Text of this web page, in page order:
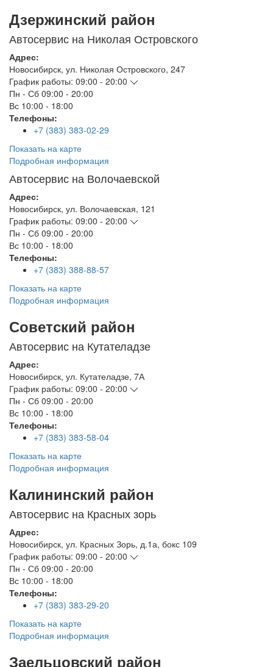
Дзержинский район
Автосервис на Николая Островского
Адрес:
Новосибирск, ул. Николая Островского, 247
График работы: 09:00 - 20:00
Пн - Сб 09:00 - 20:00
Вс 10:00 - 18:00
Телефоны:
+7 (383) 383-02-29
Показать на карте
Подробная информация
Автосервис на Волочаевской
Адрес:
Новосибирск, ул. Волочаевская, 121
График работы: 09:00 - 20:00
Пн - Сб 09:00 - 20:00
Вс 10:00 - 18:00
Телефоны:
+7 (383) 388-88-57
Показать на карте
Подробная информация
Советский район
Автосервис на Кутателадзе
Адрес:
Новосибирск, ул. Кутателадзе, 7А
График работы: 09:00 - 20:00
Пн - Сб 09:00 - 20:00
Вс 10:00 - 18:00
Телефоны:
+7 (383) 383-58-04
Показать на карте
Подробная информация
Калининский район
Автосервис на Красных зорь
Адрес:
Новосибирск, ул. Красных Зорь, д.1а, бокс 109
График работы: 09:00 - 20:00
Пн - Сб 09:00 - 20:00
Вс 10:00 - 18:00
Телефоны:
+7 (383) 383-29-20
Показать на карте
Подробная информация
Заельцовский район